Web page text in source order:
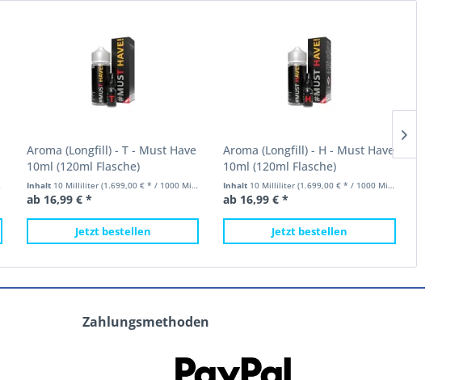
Aroma (Longfill) - T - Must Have
10ml (120ml Flasche)
Inhalt 10 Milliliter (1.699,00 € * / 1000 Milliliter)
ab 16,99 € *
Jetzt bestellen
Aroma (Longfill) - H - Must Have
10ml (120ml Flasche)
Inhalt 10 Milliliter(1.699,00 € * / 1000 Milliliter)
ab 16,99 € *
Jetzt bestellen
Zahlungsmethoden